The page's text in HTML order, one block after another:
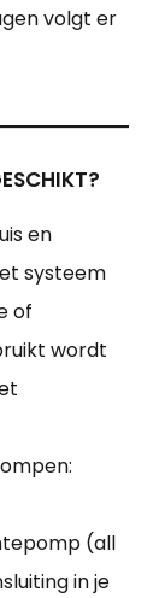
volgt er
en
systeem
of
wordt
(all
in je